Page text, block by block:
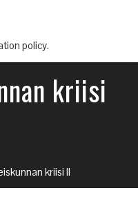
policy.
kriisi
kriisi II